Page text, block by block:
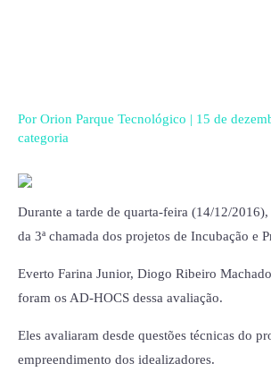
Por Orion Parque Tecnológico | 15 de
categoria
Durante a tarde de quarta-feira (14/12/
da 3ª chamada dos projetos de Incubação e
Everto Farina Junior, Diogo Ribeiro
foram os AD-HOCS dessa avaliação.
Eles avaliaram desde questões técnicas do
empreendimento dos idealizadores.